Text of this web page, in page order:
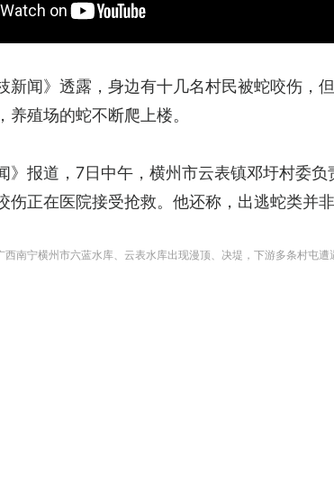
新闻》透露，身边有十几名村民被蛇咬伤，
养殖场的蛇不断爬上楼。
》报道，7日中午，横州市云表镇邓圩村委
伤正在医院接受抢救。他还称，出逃蛇类并
南宁横州市六蓝水库、云表水库出现漫顶、决堤，下游多条村屯遭